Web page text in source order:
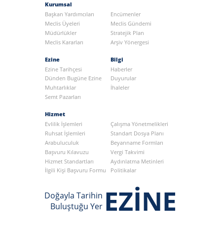
Kurumsal
Başkan Yardımcıları
Encümenler
Meclis Üyeleri
Meclis Gündemi
Müdürlükler
Stratejik Plan
Meclis Kararları
Arşiv Yönergesi
Ezine
Ezine Tarihçesi
Dünden Bugüne Ezine
Muhtarlıklar
Semt Pazarları
Bilgi
Haberler
Duyurular
İhaleler
Hizmet
Evlilik İşlemleri
Çalışma Yönetmelikleri
Ruhsat İşlemleri
Standart Dosya Planı
Arabuluculuk
Beyanname Formları
Başvuru Kılavuzu
Vergi Takvimi
Hizmet Standartları
Aydınlatma Metinleri
İlgili Kişi Başvuru Formu
Politikalar
Doğayla Tarihin
Buluştuğu Yer EZİNE